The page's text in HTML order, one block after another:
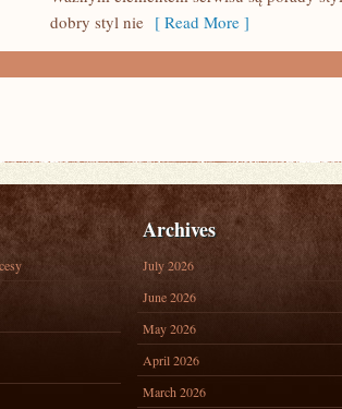
dobry styl nie [ Read More ]
Archives
July 2026
June 2026
May 2026
April 2026
March 2026